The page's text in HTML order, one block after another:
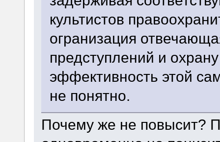
культистов
огранизация
предступлений и
эффективность этой
не понятно.
Почему же не повысит?